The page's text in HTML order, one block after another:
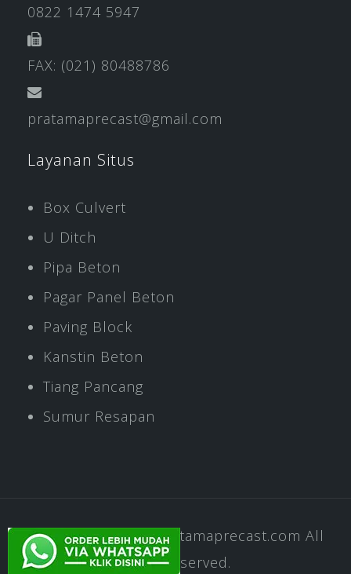
0822 1474 5947
FAX: (021) 80488786
pratamaprecast@gmail.com
Layanan Situs
Box Culvert
U Ditch
Pipa Beton
Pagar Panel Beton
Paving Block
Kanstin Beton
Tiang Pancang
Sumur Resapan
Copyright © 2020Pratamaprecast.com All
rights reserved.